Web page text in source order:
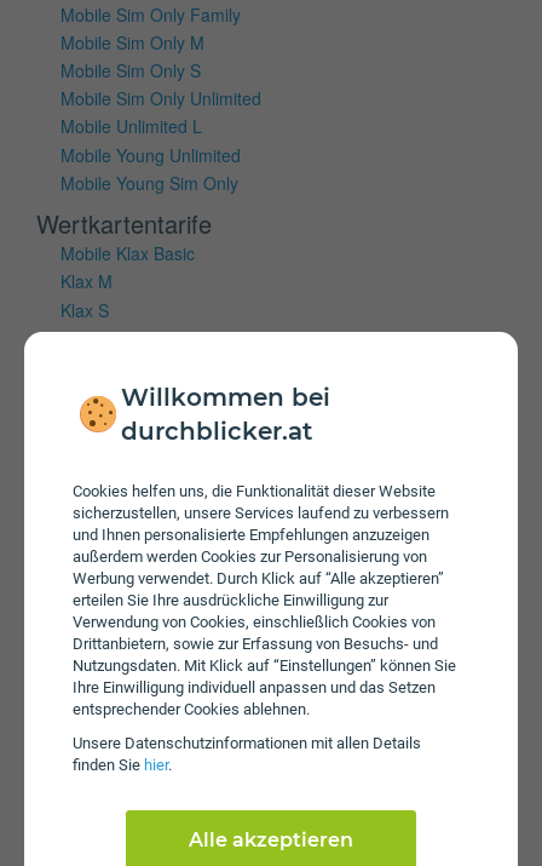
Willkommen bei
durchblicker.at
Cookies helfen uns, die Funktionalität dieser Website
sicherzustellen, unsere Services laufend zu verbessern
und Ihnen personalisierte Empfehlungen anzuzeigen
außerdem werden Cookies zur Personalisierung von
Werbung verwendet. Durch Klick auf “Alle akzeptieren”
erteilen Sie Ihre ausdrückliche Einwilligung zur
Verwendung von Cookies, einschließlich Cookies von
Drittanbietern, sowie zur Erfassung von Besuchs- und
Nutzungsdaten. Mit Klick auf “Einstellungen” können Sie
Ihre Einwilligung individuell anpassen und das Setzen
entsprechender Cookies ablehnen.
Unsere Daten­schutz­informationen mit allen Details
finden Sie hier.
Alle akzeptieren
Mobile Sim Only Family
Mobile Sim Only M
Mobile Sim Only S
Mobile Sim Only Unlimited
Mobile Unlimited L
Mobile Young Unlimited
Mobile Young Sim Only
Wertkartentarife
Mobile Klax Basic
Klax M
Klax S
Klax Unlimited Aktion
Mobiles Internet
Vertragstarife
Internet 5G M
Internet 5G S
Internet 5G S
Internet 5G XS
Internet 5G Young XS plus
Tablet Internet S SIM Only
Wertkartentarife
Internet Klax S Box
Internet Klax M Box
Internet KLAX 5G L
Internet Klax S
Mobile Internet Klax Basic